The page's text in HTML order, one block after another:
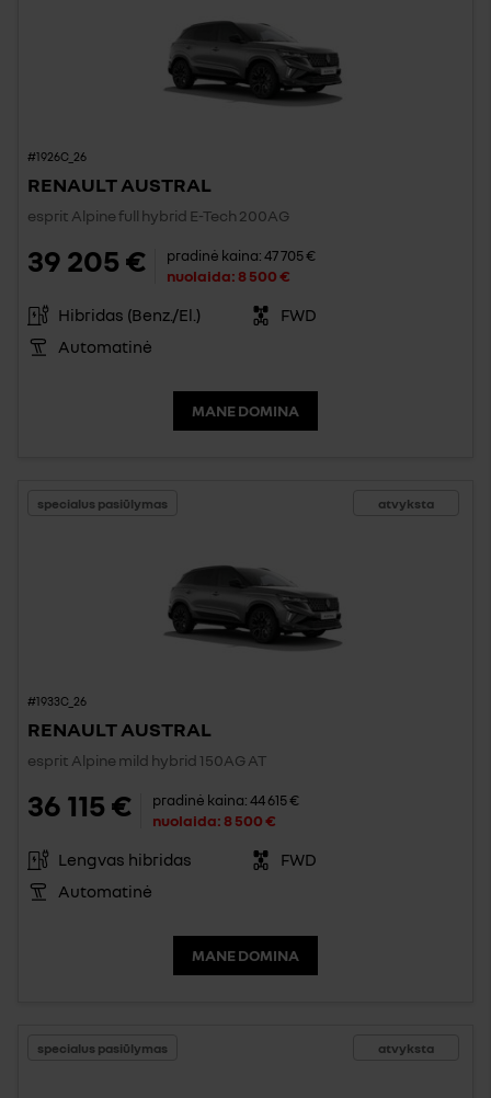
#1926C_26
RENAULT AUSTRAL
esprit Alpine full hybrid E-Tech 200AG
39 205 € pradinė kaina:47 705 €
nuolaida:8 500 €
Hibridas (Benz./El.)
FWD
Automatinė
MANE DOMINA
atvyksta
specialus pasiūlymas
#1933C_26
RENAULT AUSTRAL
esprit Alpine mild hybrid 150AG AT
36 115 € pradinė kaina:44 615 €
nuolaida:8 500 €
Lengvas hibridas
FWD
Automatinė
MANE DOMINA
atvyksta
specialus pasiūlymas